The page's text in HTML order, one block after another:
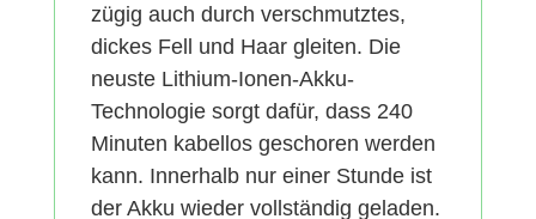
zügig auch durch verschmutztes,
dickes Fell und Haar gleiten. Die
neuste Lithium-Ionen-Akku-
Technologie sorgt dafür, dass 240
Minuten kabellos geschoren werden
kann. Innerhalb nur einer Stunde ist
der Akku wieder vollständig geladen.